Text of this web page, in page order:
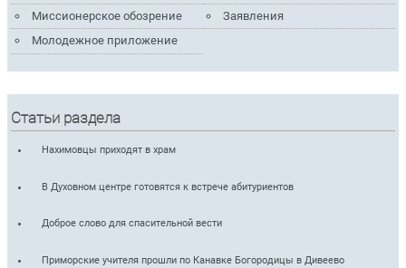
Миссионерское обозрение
Заявления
Молодежное приложение
Статьи раздела
Нахимовцы приходят в храм
В Духовном центре готовятся к встрече абитуриентов
Доброе слово для спасительной вести
Приморские учителя прошли по Канавке Богородицы в Дивеево